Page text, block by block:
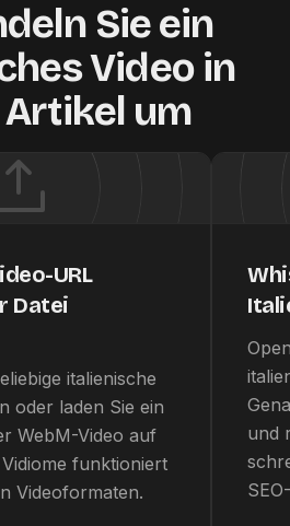
Sie ein
Video in
um
URL
Datei
italienische
oder laden Sie ein
WebM-Video auf
funktioniert
Videoformaten.
und